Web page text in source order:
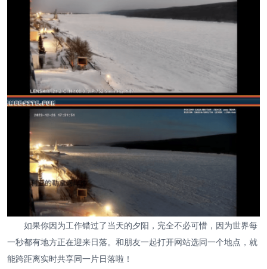
如果你因为工作错过了当天的夕阳，完全不必可惜，因为世界每
一秒都有地方正在迎来日落。和朋友一起打开网站选同一个地点，就
能跨距离实时共享同一片日落啦！